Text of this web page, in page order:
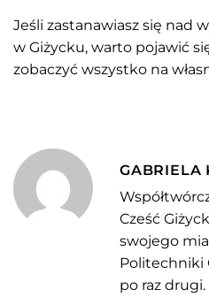
Jeśli zastanawiasz się nad
w Giżycku, warto pojawić
zobaczyć wszystko na
GABRIELA
Cześć
swojego
Politechniki
po raz